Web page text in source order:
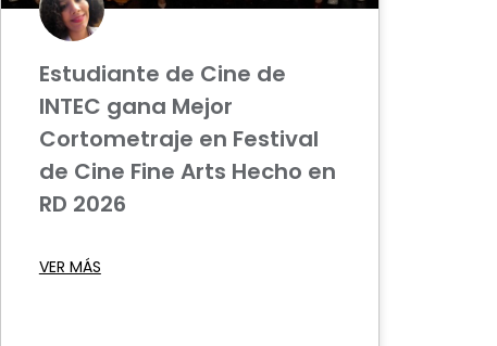
Estudiante de Cine de
INTEC gana Mejor
Cortometraje en Festival
de Cine Fine Arts Hecho en
RD 2026
VER MÁS